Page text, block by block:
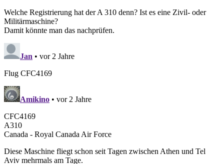
Welche Registrierung hat der A 310 denn? Ist es eine Zivil- oder
Militärmaschine?
Damit könnte man das nachprüfen.
Jan • vor 2 Jahre
Flug CFC4169
Amikino • vor 2 Jahre
CFC4169
A310
Canada - Royal Canada Air Force
Diese Maschine fliegt schon seit Tagen zwischen Athen und Tel
Aviv mehrmals am Tage.